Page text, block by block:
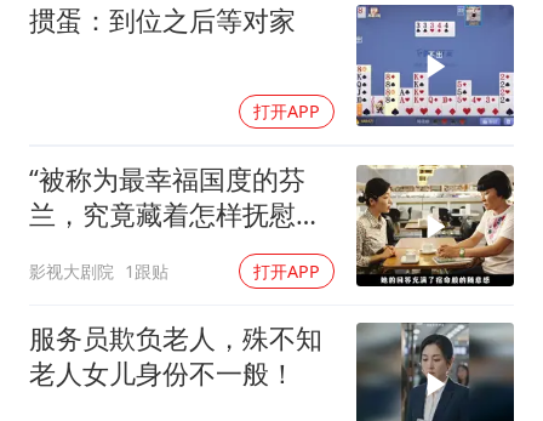
掼蛋：到位之后等对家
打开APP
“被称为最幸福国度的芬
兰，究竟藏着怎样抚慰人
影视大剧院 1跟贴 打开APP
服务员欺负老人，殊不知
老人女儿身份不一般！